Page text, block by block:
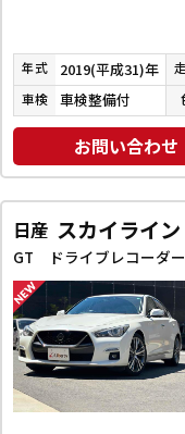
年式 2019(平成31)年
車検 車検整備付
お問い合わせ
日産 スカイライン